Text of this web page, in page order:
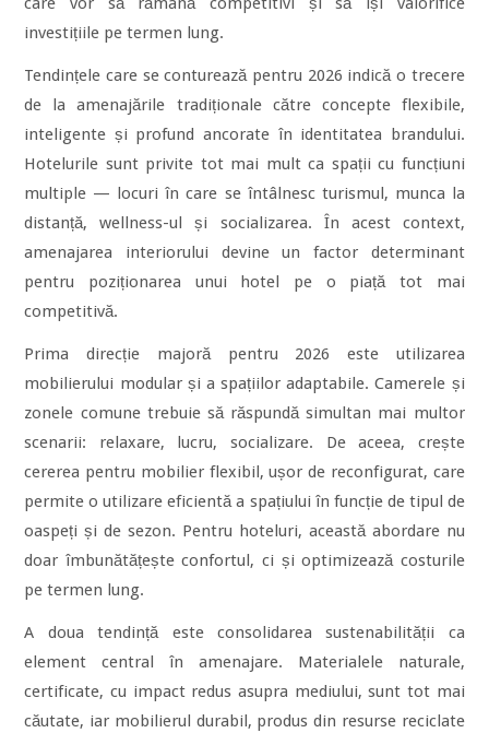
investițiile pe termen lung.
Tendințele care se conturează pentru 2026 indică o trecere
de la amenajările tradiționale către concepte flexibile,
inteligente și profund ancorate în identitatea brandului.
Hotelurile sunt privite tot mai mult ca spații cu funcțiuni
multiple — locuri în care se întâlnesc turismul, munca la
distanță, wellness-ul și socializarea. În acest context,
amenajarea interiorului devine un factor determinant
pentru poziționarea unui hotel pe o piață tot mai
competitivă.
Prima direcție majoră pentru 2026 este utilizarea
mobilierului modular și a spațiilor adaptabile. Camerele și
zonele comune trebuie să răspundă simultan mai multor
scenarii: relaxare, lucru, socializare. De aceea, crește
cererea pentru mobilier flexibil, ușor de reconfigurat, care
permite o utilizare eficientă a spațiului în funcție de tipul de
oaspeți și de sezon. Pentru hoteluri, această abordare nu
doar îmbunătățește confortul, ci și optimizează costurile
pe termen lung.
A doua tendință este consolidarea sustenabilității ca
element central în amenajare. Materialele naturale,
certificate, cu impact redus asupra mediului, sunt tot mai
căutate, iar mobilierul durabil, produs din resurse reciclate